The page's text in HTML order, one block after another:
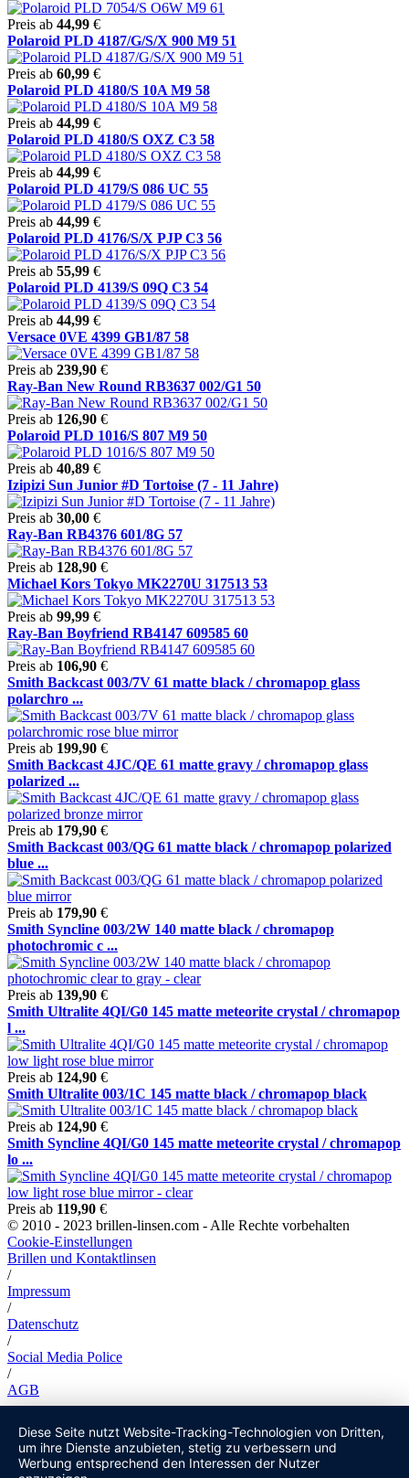
Preis ab 44,99 €
Polaroid PLD 4187/G/S/X 900 M9 51
Preis ab 60,99 €
Polaroid PLD 4180/S 10A M9 58
Preis ab 44,99 €
Polaroid PLD 4180/S OXZ C3 58
Preis ab 44,99 €
Polaroid PLD 4179/S 086 UC 55
Preis ab 44,99 €
Polaroid PLD 4176/S/X PJP C3 56
Preis ab 55,99 €
Polaroid PLD 4139/S 09Q C3 54
Preis ab 44,99 €
Versace 0VE 4399 GB1/87 58
Preis ab 239,90 €
Ray-Ban New Round RB3637 002/G1 50
Preis ab 126,90 €
Polaroid PLD 1016/S 807 M9 50
Preis ab 40,89 €
Izipizi Sun Junior #D Tortoise (7 - 11 Jahre)
Preis ab 30,00 €
Ray-Ban RB4376 601/8G 57
Preis ab 128,90 €
Michael Kors Tokyo MK2270U 317513 53
Preis ab 99,99 €
Ray-Ban Boyfriend RB4147 609585 60
Preis ab 106,90 €
Smith Backcast 003/7V 61 matte black / chromapop glass
polarchro ...
Preis ab 199,90 €
Smith Backcast 4JC/QE 61 matte gravy / chromapop glass
polarized ...
Preis ab 179,90 €
Smith Backcast 003/QG 61 matte black / chromapop polarized
blue ...
Preis ab 179,90 €
Smith Syncline 003/2W 140 matte black / chromapop
photochromic c ...
Preis ab 139,90 €
Smith Ultralite 4QI/G0 145 matte meteorite crystal / chromapop
l ...
Preis ab 124,90 €
Smith Ultralite 003/1C 145 matte black / chromapop black
Preis ab 124,90 €
Smith Syncline 4QI/G0 145 matte meteorite crystal / chromapop
lo ...
Preis ab 119,90 €
© 2010 - 2023 brillen-linsen.com - Alle Rechte vorbehalten
Cookie-Einstellungen
Brillen und Kontaktlinsen
/
Impressum
/
Datenschutz
/
Social Media Police
/
AGB
Diese Seite nutzt Website-Tracking-Technologien von Dritten,
um ihre Dienste anzubieten, stetig zu verbessern und
Werbung entsprechend den Interessen der Nutzer